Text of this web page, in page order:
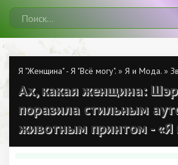
Я "Женщина" - Я "Всё могу". » Я и Мода. »
Ах, какая женщина:
поразила стильным
животным принтом - «Я